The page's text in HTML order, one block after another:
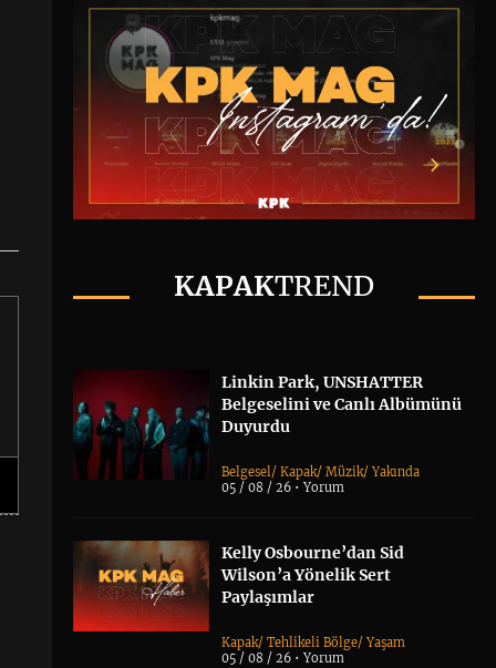
KAPAKTREND
Linkin Park, UNSHATTER
Belgeselini ve Canlı Albümünü
Duyurdu
Belgesel/Kapak/Müzik/Yakında
05 / 08 / 26 •Yorum
Kelly Osbourne’dan Sid
Wilson’a Yönelik Sert
Paylaşımlar
Kapak/Tehlikeli Bölge/Yaşam
05 / 08 / 26 •Yorum